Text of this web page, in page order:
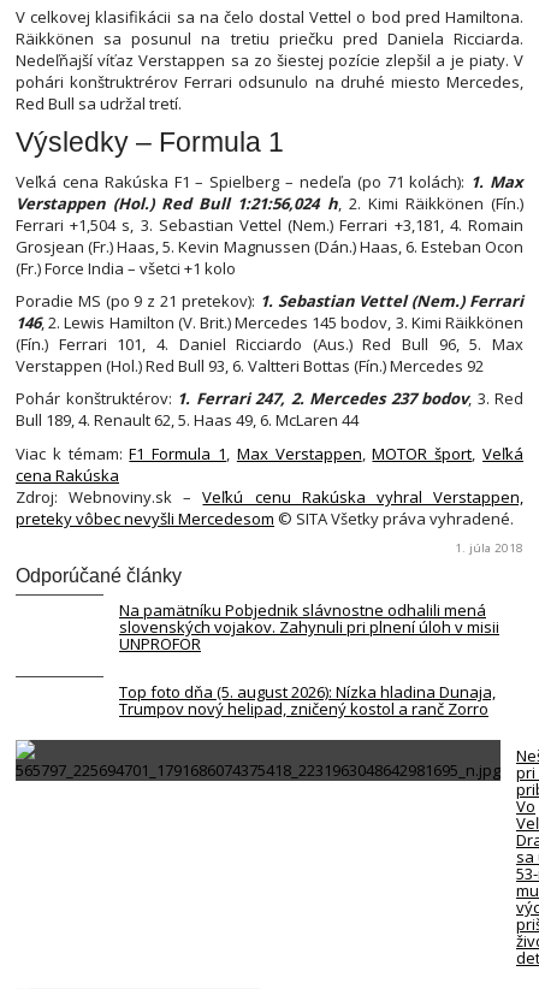
V celkovej klasifikácii sa na čelo dostal Vettel o bod pred Hamiltona.
Räikkönen sa posunul na tretiu priečku pred Daniela Ricciarda.
Nedeľňajší víťaz Verstappen sa zo šiestej pozície zlepšil a je piaty. V
pohári konštruktrérov Ferrari odsunulo na druhé miesto Mercedes,
Red Bull sa udržal tretí.
Výsledky – Formula 1
Veľká cena Rakúska F1 – Spielberg – nedeľa (po 71 kolách): 1. Max
Verstappen (Hol.) Red Bull 1:21:56,024 h, 2. Kimi Räikkönen (Fín.)
Ferrari +1,504 s, 3. Sebastian Vettel (Nem.) Ferrari +3,181, 4. Romain
Grosjean (Fr.) Haas, 5. Kevin Magnussen (Dán.) Haas, 6. Esteban Ocon
(Fr.) Force India – všetci +1 kolo
Poradie MS (po 9 z 21 pretekov): 1. Sebastian Vettel (Nem.) Ferrari
146, 2. Lewis Hamilton (V. Brit.) Mercedes 145 bodov, 3. Kimi Räikkönen
(Fín.) Ferrari 101, 4. Daniel Ricciardo (Aus.) Red Bull 96, 5. Max
Verstappen (Hol.) Red Bull 93, 6. Valtteri Bottas (Fín.) Mercedes 92
Pohár konštruktérov: 1. Ferrari 247, 2. Mercedes 237 bodov, 3. Red
Bull 189, 4. Renault 62, 5. Haas 49, 6. McLaren 44
Viac k témam:F1 Formula 1 Max Verstappen ,MOTOR šport ,Veľká
cena Rakúska
Zdroj: Webnoviny.sk –Veľkú cenu Rakúska vyhral Verstappen,
preteky vôbec nevyšli Mercedesom © SITA Všetky práva vyhradené.
1. júla 2018
Odporúčané články
Na pamätníku Pobjednik slávnostne odhalili mená
slovenských vojakov. Zahynuli pri plnení úloh v misii
UNPROFOR
Top foto dňa (5. august 2026): Nízka hladina Dunaja,
Trumpov nový helipad, zničený kostol a ranč Zorro
pri
Vo
sa